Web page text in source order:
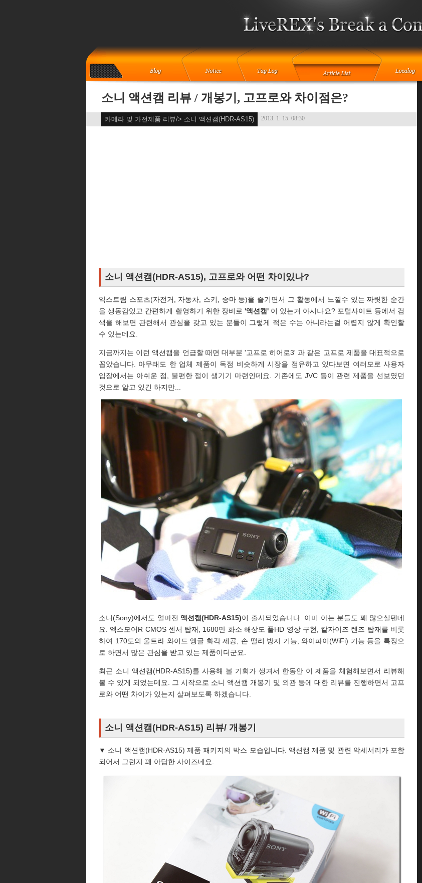
소니 액션캠 리뷰 / 개봉기, 고프로와 차이점은?
카메라 및 가전제품 리뷰/> 소니 액션캠(HDR-AS15) 2013. 1. 15. 08:30
소니 액션캠(HDR-AS15), 고프로와 어떤 차이있나?
익스트림 스포츠(자전거, 자동차, 스키, 승마 등)을 즐기면서 그 활동에서 느낄수 있는 짜릿한 순간
을 생동감있고 간편하게 촬영하기 위한 장비로 '액션캠' 이 있는거 아시나요? 포털사이트 등에서 검
색을 해보면 관련해서 관심을 갖고 있는 분들이 그렇게 적은 수는 아니라는걸 어렵지 않게 확인할
수 있는데요.
지금까지는 이런 액션캠을 언급할 때면 대부분 '고프로 히어로3' 과 같은 고프로 제품을 대표적으로
꼽았습니다. 아무래도 한 업체 제품이 독점 비슷하게 시장을 점유하고 있다보면 여러모로 사용자
입장에서는 아쉬운 점, 불편한 점이 생기기 마련인데요. 기존에도 JVC 등이 관련 제품을 선보였던
것으로 알고 있긴 하지만...
소니(Sony)에서도 얼마전 액션캠(HDR-AS15)이 출시되었습니다. 이미 아는 분들도 꽤 많으실텐데
요. 엑스모어R CMOS 센서 탑재, 1680만 화소 해상도 풀HD 영상 구현, 칼자이즈 렌즈 탑재를 비롯
하여 170도의 울트라 와이드 앵글 화각 제공, 손 떨리 방지 기능, 와이파이(WiFi) 기능 등을 특징으
로 하면서 많은 관심을 받고 있는 제품이더군요.
최근 소니 액션캠(HDR-AS15)를 사용해 볼 기회가 생겨서 한동안 이 제품을 체험해보면서 리뷰해
볼 수 있게 되었는데요. 그 시작으로 소니 액션캠 개봉기 및 외관 등에 대한 리뷰를 진행하면서 고프
로와 어떤 차이가 있는지 살펴보도록 하겠습니다.
소니 액션캠(HDR-AS15) 리뷰/ 개봉기
▼ 소니 액션캠(HDR-AS15) 제품 패키지의 박스 모습입니다. 액션캠 제품 및 관련 악세서리가 포함
되어서 그런지 꽤 아담한 사이즈네요.